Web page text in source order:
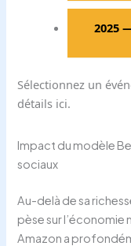
2025
Sélectionnez un
détails ici.
Impact du modèle
sociaux
Au-delà de sa
pèse sur l’économie
Amazon a